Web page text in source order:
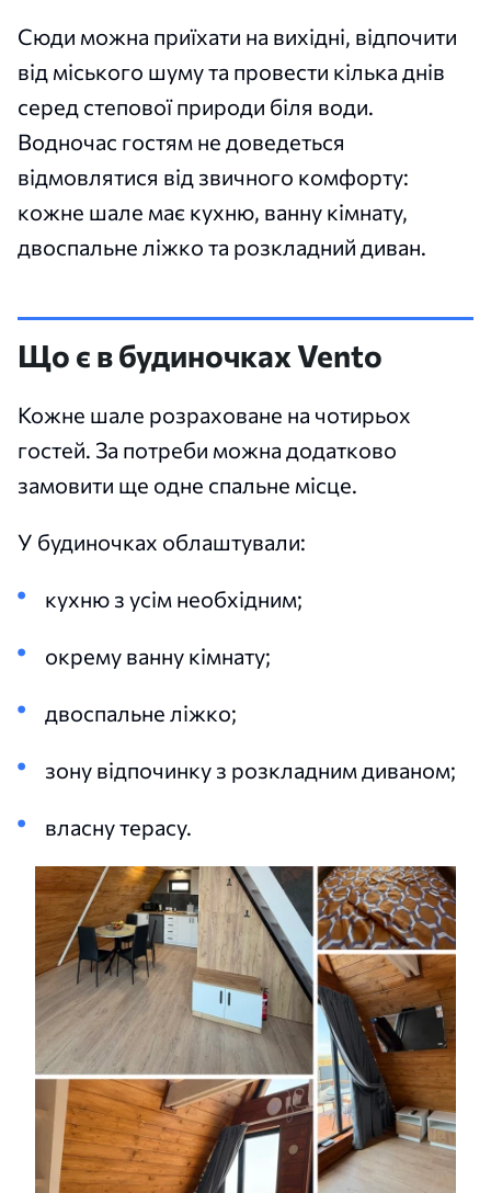
Сюди можна приїхати на вихідні, відпочити
від міського шуму та провести кілька днів
серед степової природи біля води.
Водночас гостям не доведеться
відмовлятися від звичного комфорту:
кожне шале має кухню, ванну кімнату,
двоспальне ліжко та розкладний диван.
Що є в будиночках Vento
Кожне шале розраховане на чотирьох
гостей. За потреби можна додатково
замовити ще одне спальне місце.
У будиночках облаштували:
кухню з усім необхідним;
окрему ванну кімнату;
двоспальне ліжко;
зону відпочинку з розкладним диваном;
власну терасу.